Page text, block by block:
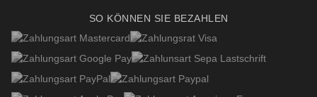
SO KÖNNEN SIE BEZAHLEN